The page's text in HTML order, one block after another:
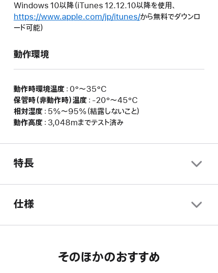
Windows 10以降（iTunes 12.12.10以降を使用、
https://www.apple.com/jp/itunes/から無料でダウンロ
ード可能）
動作環境
動作時環境温度 ：0°〜35°C
保管時（非動作時）温度 ：-20°〜45°C
相対湿度 ：5%〜95%（結露しないこと）
動作高度 ：3,048mまでテスト済み
特長
仕様
そのほかのおすすめ